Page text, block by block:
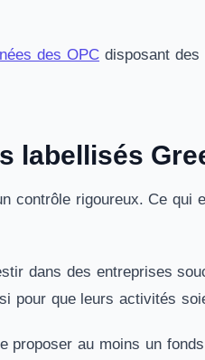
des OPC disposant
labellisés
contrôle rigoureux. Ce qui
dans des entreprises
pour que leurs activités
proposer au moins un